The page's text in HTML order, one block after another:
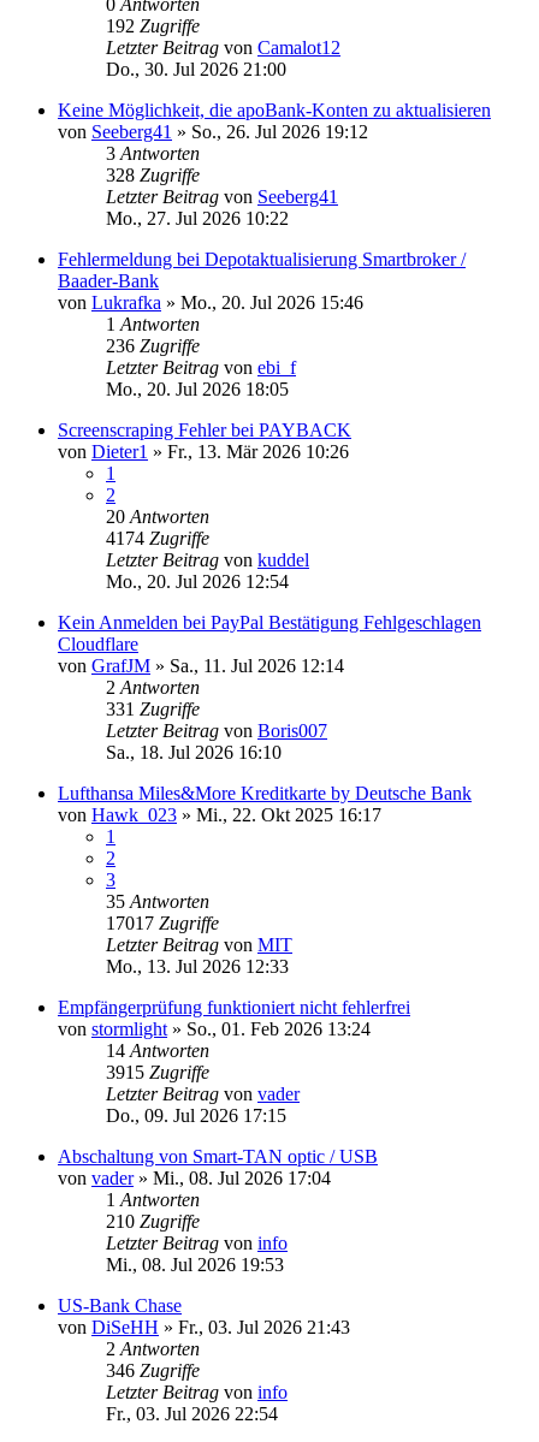
192 Zugriffe
Letzter Beitrag von Camalot12
Do., 30. Jul 2026 21:00
Keine Möglichkeit, die apoBank-Konten zu aktualisieren
von Seeberg41 » So., 26. Jul 2026 19:12
3 Antworten
328 Zugriffe
Letzter Beitrag von Seeberg41
Mo., 27. Jul 2026 10:22
Fehlermeldung bei Depotaktualisierung Smartbroker /
Baader-Bank
von Lukrafka » Mo., 20. Jul 2026 15:46
1 Antworten
236 Zugriffe
Letzter Beitrag von ebi_f
Mo., 20. Jul 2026 18:05
Screenscraping Fehler bei PAYBACK
von Dieter1 » Fr., 13. Mär 2026 10:26
1
2
20 Antworten
4174 Zugriffe
Letzter Beitrag von kuddel
Mo., 20. Jul 2026 12:54
Kein Anmelden bei PayPal Bestätigung Fehlgeschlagen
Cloudflare
von GrafJM » Sa., 11. Jul 2026 12:14
2 Antworten
331 Zugriffe
Letzter Beitrag von Boris007
Sa., 18. Jul 2026 16:10
Lufthansa Miles&More Kreditkarte by Deutsche Bank
von Hawk_023 » Mi., 22. Okt 2025 16:17
1
2
3
35 Antworten
17017 Zugriffe
Letzter Beitrag von MIT
Mo., 13. Jul 2026 12:33
Empfängerprüfung funktioniert nicht fehlerfrei
von stormlight » So., 01. Feb 2026 13:24
14 Antworten
3915 Zugriffe
Letzter Beitrag von vader
Do., 09. Jul 2026 17:15
Abschaltung von Smart-TAN optic / USB
von vader» Mi., 08. Jul 2026 17:04
1 Antworten
210 Zugriffe
Letzter Beitrag von info
Mi., 08. Jul 2026 19:53
US-Bank Chase
von DiSeHH » Fr., 03. Jul 2026 21:43
2 Antworten
346 Zugriffe
Letzter Beitrag von info
Fr., 03. Jul 2026 22:54